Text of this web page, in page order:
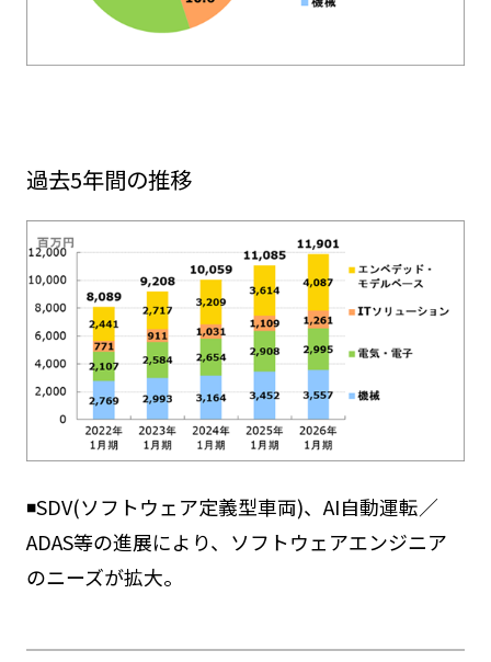
過去5年間の推移
◾️SDV(ソフトウェア定義型車両)、AI自動運転／
ADAS等の進展により、ソフトウェアエンジニア
のニーズが拡大。